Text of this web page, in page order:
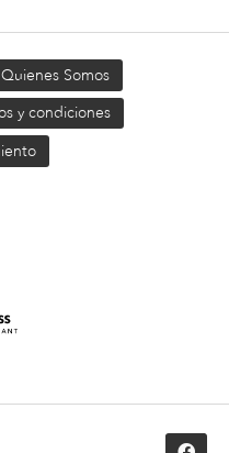
Quienes Somos
y condiciones